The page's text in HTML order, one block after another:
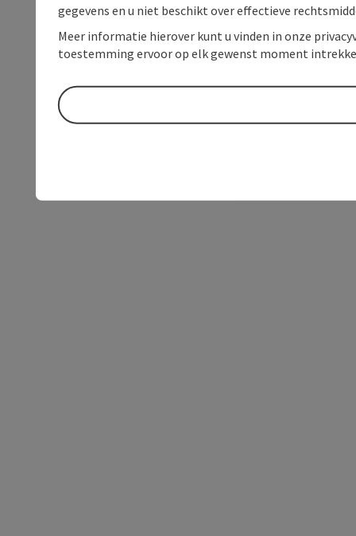
gegevens en u niet beschikt over effectieve
Meer informatie hierover kunt u vinden in onze
toestemming ervoor op elk gewenst moment